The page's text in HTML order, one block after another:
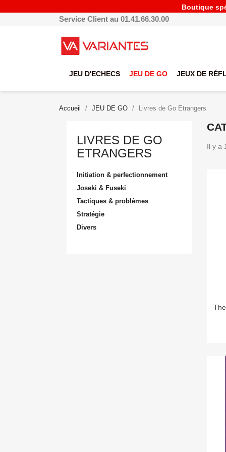
Boutique
Service Client au 01.41.66.30.00
JEU D'ECHECS JEU DE GO JEUX DE
Accueil JEU DE GO Livres de Go Etrangers
LIVRES DE GO
ETRANGERS
Initiation & perfectionnement
Joseki & Fuseki
Tactiques & problèmes
Stratégie
Divers
Il y a